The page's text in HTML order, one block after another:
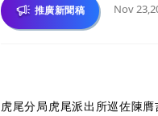
推廣新聞稿 Nov
虎尾分局虎尾派出所巡佐陳